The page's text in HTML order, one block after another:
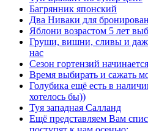
Багрянник японский
Два Ниваки для
Яблони возрастом 5 лет
Груши, вишни, сливы и
нас
Сезон гортензий начинается
Время выбирать и сажать
Голубика ещё есть в
хотелось бы))
Туя западная Салланд
Ещё представляем Вам